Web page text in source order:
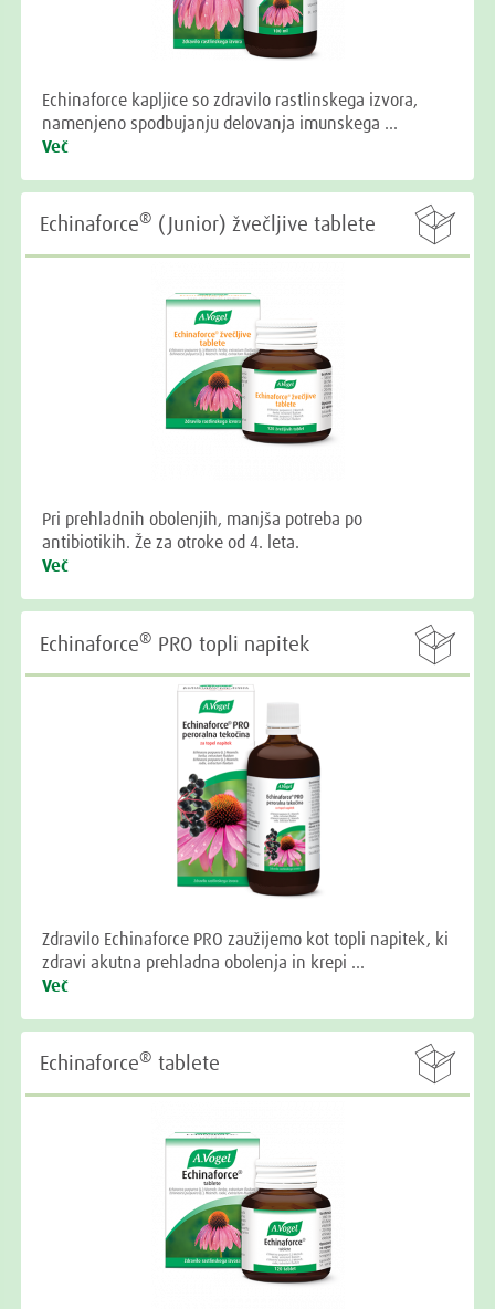
Echinaforce kapljice so zdravilo rastlinskega izvora,
namenjeno spodbujanju delovanja imunskega …
Več

Echinaforce® (Junior) žvečljive tablete
Pri prehladnih obolenjih, manjša potreba po
antibiotikih. Že za otroke od 4. leta.
Več

Echinaforce® PRO topli napitek
Zdravilo Echinaforce PRO zaužijemo kot topli napitek, ki
zdravi akutna prehladna obolenja in krepi …
Več

Echinaforce® tablete